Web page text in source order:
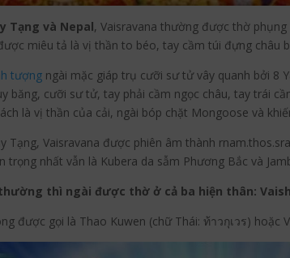
Tạng và Nepal, Vaisravana thường được thờ
miêu tả là vị thần to béo, tay cầm túi đựng châu
tượng ngài mặc giáp trụ cưỡi sư tử vây quanh bởi 8
băng, cưỡi sư tử, tay phải cầm ngọc châu, tay trái
là vị thần của cải, ngài bóp chặt Mongoose và
Tạng, Vaisravana được phiên âm thành
trọng nhất vẫn là Kubera da sẫm Phương Bắc và
thì ngài được thờ ở cả ba hiện thân:
được gọi là Thao Kuwen (chữ Thái: ท้าวกุเวร)